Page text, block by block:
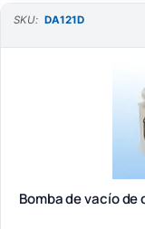
SKU: DA121D
Bomba de vacío de